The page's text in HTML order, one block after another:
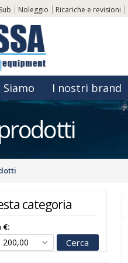
Noleggio Ricariche e revisioni
Siamo I nostri brand
categoria
€:
Cerca